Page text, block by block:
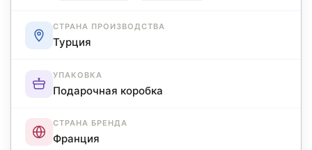
СТРАНА ПРОИЗВОДСТВА
Турция
УПАКОВКА
Подарочная коробка
СТРАНА БРЕНДА
Франция